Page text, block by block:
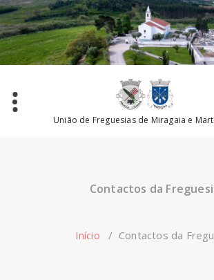
Saltar
para
o
conteúdo
União de Freguesias de Miragaia e
Contactos da
Início / Contactos da